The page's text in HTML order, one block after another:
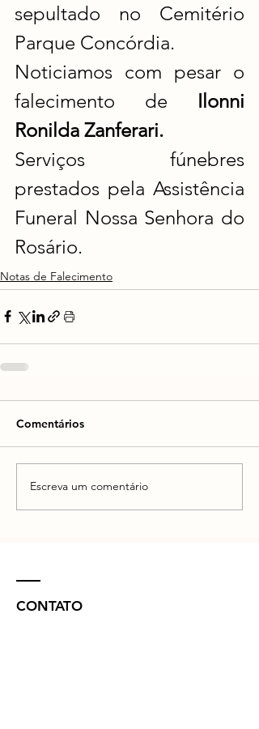
sepultado no Cemitério
Parque Concórdia.
Noticiamos com pesar o
falecimento de Ilonni
Ronilda Zanferari.
Serviços fúnebres
prestados pela Assistência
Funeral Nossa Senhora do
Rosário.
Notas de Falecimento
Comentários
Escreva um comentário
CONTATO